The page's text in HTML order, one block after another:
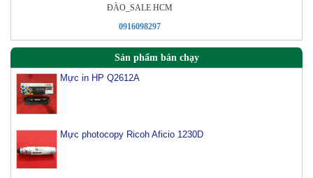
ÐÀO_SALE HCM
0916098297
Sản phẩm bán chạy
Mực in HP Q2612A
Mực photocopy Ricoh Aficio 1230D